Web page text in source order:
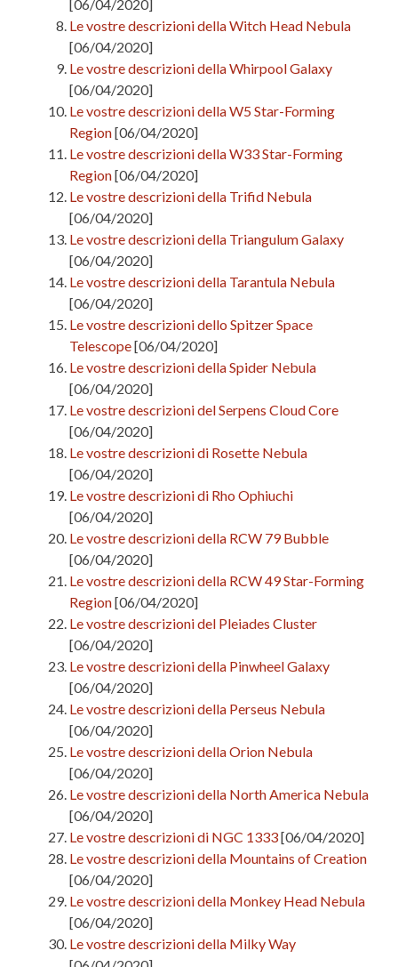
[06/04/2020]
Le vostre descrizioni della Witch Head Nebula
[06/04/2020]
Le vostre descrizioni della Whirpool Galaxy
[06/04/2020]
Le vostre descrizioni della W5 Star-Forming
Region[06/04/2020]
Le vostre descrizioni della W33 Star-Forming
Region[06/04/2020]
Le vostre descrizioni della Trifid Nebula
[06/04/2020]
Le vostre descrizioni della Triangulum Galaxy
[06/04/2020]
Le vostre descrizioni della Tarantula Nebula
[06/04/2020]
Le vostre descrizioni dello Spitzer Space
Telescope[06/04/2020]
Le vostre descrizioni della Spider Nebula
[06/04/2020]
Le vostre descrizioni del Serpens Cloud Core
[06/04/2020]
Le vostre descrizioni di Rosette Nebula
[06/04/2020]
Le vostre descrizioni di Rho Ophiuchi
[06/04/2020]
Le vostre descrizioni della RCW 79 Bubble
[06/04/2020]
Le vostre descrizioni della RCW 49 Star-Forming
Region[06/04/2020]
Le vostre descrizioni del Pleiades Cluster
[06/04/2020]
Le vostre descrizioni della Pinwheel Galaxy
[06/04/2020]
Le vostre descrizioni della Perseus Nebula
[06/04/2020]
Le vostre descrizioni della Orion Nebula
[06/04/2020]
Le vostre descrizioni della North America Nebula
[06/04/2020]
Le vostre descrizioni di NGC 1333[06/04/2020]
Le vostre descrizioni della Mountains of Creation
[06/04/2020]
Le vostre descrizioni della Monkey Head Nebula
[06/04/2020]
Le vostre descrizioni della Milky Way